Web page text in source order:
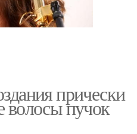
прически
волосы пучок